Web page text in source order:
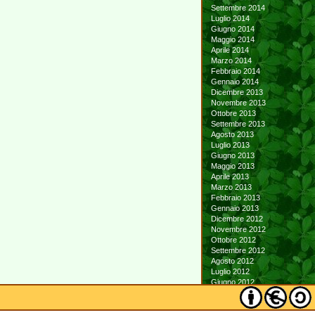
Settembre 2014
Luglio 2014
Giugno 2014
Maggio 2014
Aprile 2014
Marzo 2014
Febbraio 2014
Gennaio 2014
Dicembre 2013
Novembre 2013
Ottobre 2013
Settembre 2013
Agosto 2013
Luglio 2013
Giugno 2013
Maggio 2013
Aprile 2013
Marzo 2013
Febbraio 2013
Gennaio 2013
Dicembre 2012
Novembre 2012
Ottobre 2012
Settembre 2012
Agosto 2012
Luglio 2012
Giugno 2012
Maggio 2012
Aprile 2012